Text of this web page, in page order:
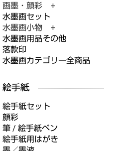
画墨・顔彩 +
水墨画セット
水墨画小物 +
水墨画用品その他
落款印
水墨画カテゴリー全商品
絵手紙セット
顔彩
筆 / 絵手紙ペン
絵手紙用はがき